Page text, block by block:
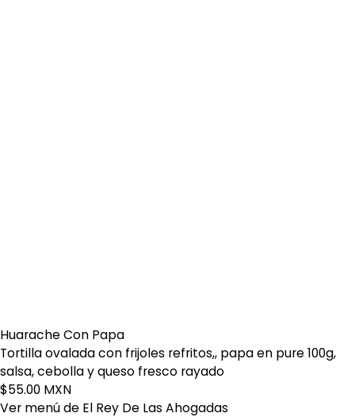
Huarache Con Papa
Tortilla ovalada con frijoles refritos,, papa en pure 100g,
salsa, cebolla y queso fresco rayado
$55.00 MXN
Ver menú de El Rey De Las Ahogadas